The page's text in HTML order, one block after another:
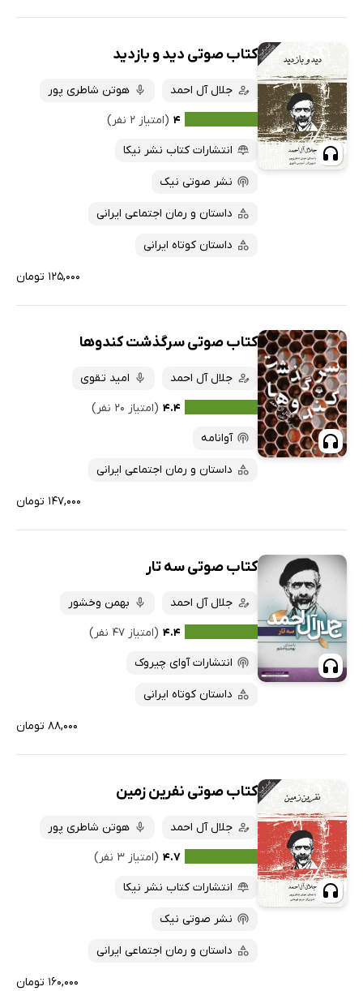
کتاب صوتی دید و بازدید
جلال آل احمد
هوتن شاطری پور
۴ (امتیاز ۲ نفر)
انتشارات کتاب نشر نیکا
نشر صوتی نیک
داستان و رمان اجتماعی ایرانی
داستان کوتاه ایرانی
۱۲۵,۰۰۰ تومان
کتاب صوتی سرگذشت کندوها
جلال آل احمد
امید تقوی
۴.۴ (امتیاز ۲۰ نفر)
آوانامه
داستان و رمان اجتماعی ایرانی
۱۴۷,۰۰۰ تومان
کتاب صوتی سه تار
جلال آل احمد
بهمن وخشور
۴.۴ (امتیاز ۴۷ نفر)
انتشارات آوای چیروک
داستان کوتاه ایرانی
۸۸,۰۰۰ تومان
کتاب صوتی نفرین زمین
جلال آل احمد
هوتن شاطری پور
۴.۷ (امتیاز ۳ نفر)
انتشارات کتاب نشر نیکا
نشر صوتی نیک
داستان و رمان اجتماعی ایرانی
۱۶۰,۰۰۰ تومان